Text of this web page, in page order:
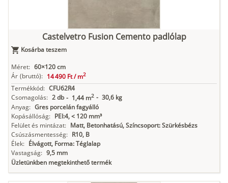
Castelvetro Fusion Cemento padlólap
Kosárba teszem
Méret: 60×120 cm
Ár (bruttó): 14 490 Ft /m2
Termékkód: CFU62R4
Csomagolás: 2 db - 1,44 m2 - 30,6 kg
Anyag: Gres porcelán fagyálló
Kopásállóság: PEI:4, < 120 mm³
Felület és mintázat: Matt, Betonhatású, Színcsoport: Szürkésbézs
Csúszásmentesség: R10, B
Élek: Élvágott, Forma: Téglalap
Vastagság: 9,5 mm
Üzletünkben megtekinthető termék